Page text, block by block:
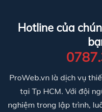
Hotline của
ProWeb.vn là dịch vụ
tại Tp HCM. Với đội
nghiệm trong lập trình,